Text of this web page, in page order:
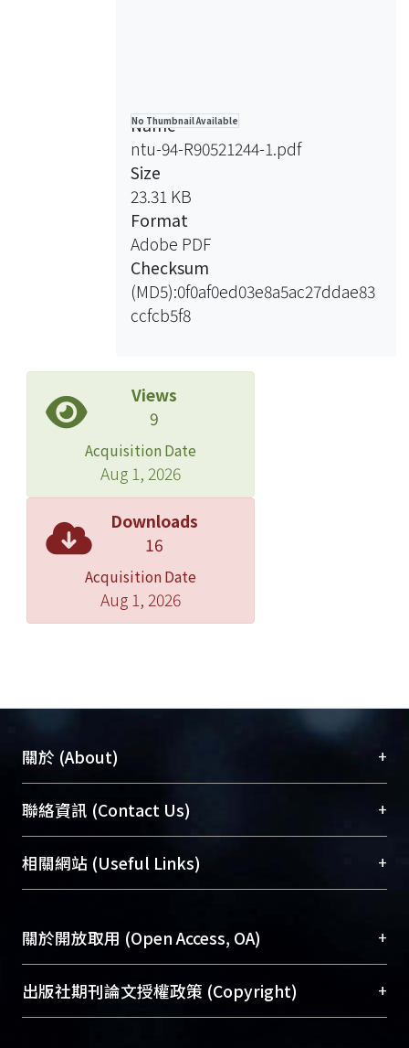
強度、耐震性能，著名耐震強度如崩塌
地表加速度(蔡益超)，而耐震性能如震
譜容量法(ATC40)，本文為研究牆構件
之重要性，參考陳奕信或劉醇宇建議之
方法評估建築物之能力，該方法為耐震
強度與耐震性能之綜合體，即將靜力側
推所得容量曲線(或震譜)之強度最大點
與位移極限點視為性能點，並由其包圍
遲滯能量反推出崩塌地表加速度即代表
牆構件影響結構系統之重要參數計有對
稱(symmetric)、連續(continuity) 、勁
度(stiffness)、強度(strength)與韌性
(ductility)等五參數，本文主要選擇其
中對稱(symmetric)、連續(continuity)
與強度(strength)等三參數做為討論牆
構件之重要性，並以破壞模式與耐震地
表加速度等兩物理量比較其對結構系統
之影響。
最後由三參數與七種舉例證明牆構件在
結構系統中所扮演之角色是不容忽視
的，而且正確建築結構系統設計邏輯應
No Thumbnail Available
Name
ntu-94-R90521244-1.pdf
Size
23.31 KB
Format
Adobe PDF
Checksum
(MD5):0f0af0ed03e8a5ac27ddae83
ccfcb5f8
Views
9
Acquisition Date
Aug 1, 2026
Downloads
16
Acquisition Date
Aug 1, 2026
關於 (About) +
臺大位居世界頂尖大學之列，為永久珍藏及向國際
展現本校豐碩的研究成果及學術能量，圖書館整合
機構典藏（NTUR）與學術庫（AH）不同功能平
台，成為臺大學術典藏NTU scholars。期能整合研
成果。
To permanently archive and promote researcher
profiles and scholarly works, Library integrates the
services of “NTU Repository” with “Academic
聯絡資訊 (Contact Us) +
總館學科館員(Main Library)
醫學圖書館學科館員(Medical Library)
Sciences Library)
相關網站 (Useful Links) +
關於開放取用 (Open Access, OA) +
開放取用是從使用者角度提升資訊取用性的社會運
動，應用在學術研究上是透過將研究著作公開供使
出版社期刊論文授權政策 (Copyright) +